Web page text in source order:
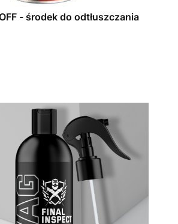
- środek do odtłuszczania